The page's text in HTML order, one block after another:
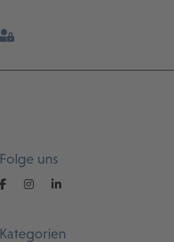
Folge uns
Kategorien